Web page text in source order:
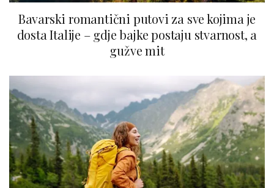
Bavarski romantični putovi za sve kojima je
dosta Italije – gdje bajke postaju stvarnost, a
gužve mit